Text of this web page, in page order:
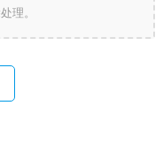
理。